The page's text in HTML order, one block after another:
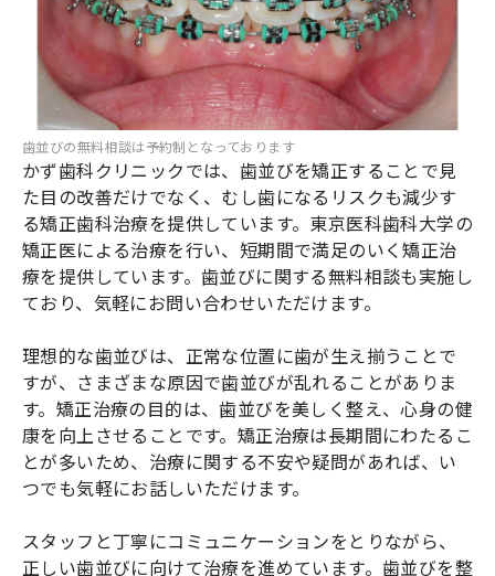
歯並びの無料相談は予約制となっております
かず歯科クリニックでは、歯並びを矯正することで見
た目の改善だけでなく、むし歯になるリスクも減少す
る矯正歯科治療を提供しています。東京医科歯科大学の
矯正医による治療を行い、短期間で満足のいく矯正治
療を提供しています。歯並びに関する無料相談も実施し
ており、気軽にお問い合わせいただけます。
理想的な歯並びは、正常な位置に歯が生え揃うことで
すが、さまざまな原因で歯並びが乱れることがありま
す。矯正治療の目的は、歯並びを美しく整え、心身の健
康を向上させることです。矯正治療は長期間にわたるこ
とが多いため、治療に関する不安や疑問があれば、い
つでも気軽にお話しいただけます。
スタッフと丁寧にコミュニケーションをとりながら、
正しい歯並びに向けて治療を進めています。歯並びを整